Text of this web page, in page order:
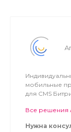
мобильные
для CMS
Все решения
Нужна